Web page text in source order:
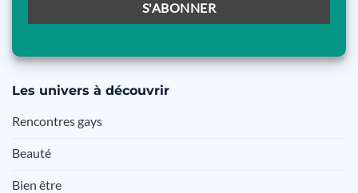
Les univers à découvrir
Rencontres gays
Beauté
Bien être